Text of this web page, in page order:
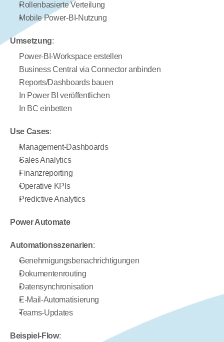
Rollenbasierte Verteilung
Mobile Power-BI-Nutzung
Umsetzung:
Power-BI-Workspace erstellen
Business Central via Connector anbinden
Reports/Dashboards bauen
In Power BI veröffentlichen
In BC einbetten
Use Cases:
Management-Dashboards
Sales Analytics
Finanzreporting
Operative KPIs
Predictive Analytics
Power Automate
Automationsszenarien:
Genehmigungsbenachrichtigungen
Dokumentenrouting
Datensynchronisation
E-Mail-Automatisierung
Teams-Updates
Beispiel-Flow: